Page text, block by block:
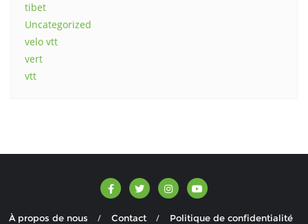
tibet
Uncategorized
velo vtt
vert
vtt
À propos de nous Contact Politique de confidentialité